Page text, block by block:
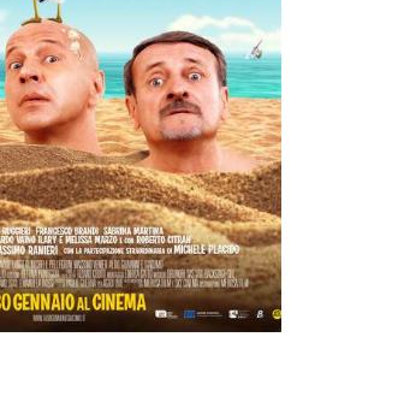
INFO